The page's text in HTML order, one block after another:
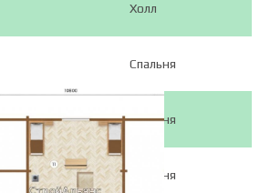
Холл
Спальня
Спальня
Спальня